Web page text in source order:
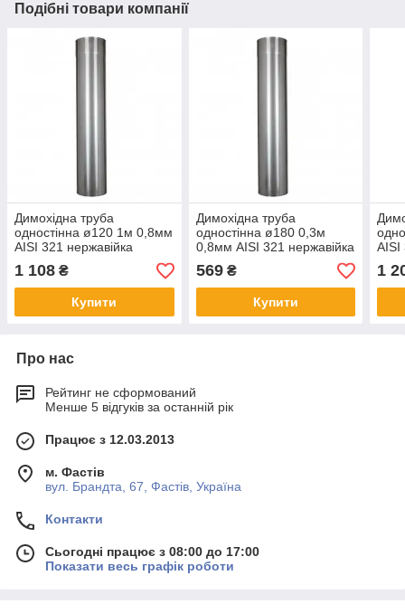
Подібні товари компанії
Димохідна труба
одностінна ø120 1м 0,8мм
AISI 321 нержавійка
1 108 ₴
Купити
Димохідна труба
одностінна ø180 0,3м
0,8мм AISI 321 нержавійка
569₴
Купити
AISI
1
Про нас
Рейтинг не сформований
Менше 5 відгуків за останній рік
Працює з 12.03.2013
м. Фастів
вул. Брандта, 67, Фастів, Україна
Контакти
Сьогодні працює з 08:00 до 17:00
Показати весь графік роботи